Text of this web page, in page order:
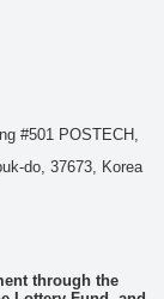
#501 POSTECH,
do, 37673, Korea
through the